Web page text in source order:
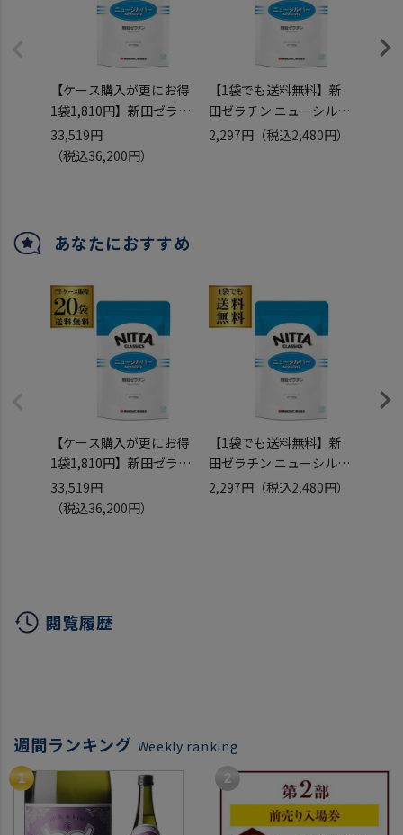
【ケース購入が更にお得
1袋1,810円】新田ゼラチ
ン ニューシルバー 顆粒ゼ
ラチン 500g×20袋 無添
33,519円
（税込36,200円）
【1袋でも送料無料】新
田ゼラチン ニューシルバ
ー 顆粒ゼラチン 500g×1
2,297円 （税込2,480円）
あなたにおすすめ
【ケース購入が更にお得
1袋1,810円】新田ゼラチ
ン ニューシルバー 顆粒ゼ
ラチン 500g×20袋 無添
33,519円
（税込36,200円）
【1袋でも送料無料】新
田ゼラチン ニューシルバ
ー 顆粒ゼラチン 500g×1
2,297円 （税込2,480円）
閲覧履歴
週間ランキング Weekly ranking